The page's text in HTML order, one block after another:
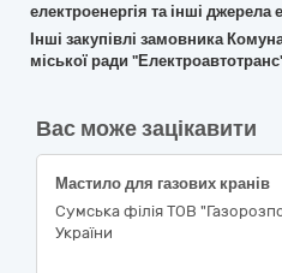
електроенергія та інші джерела
Інші закупівлі замовника
міської ради
Вас може зацікавити
Мастило для газових кранів
Сумська філія ТОВ
України